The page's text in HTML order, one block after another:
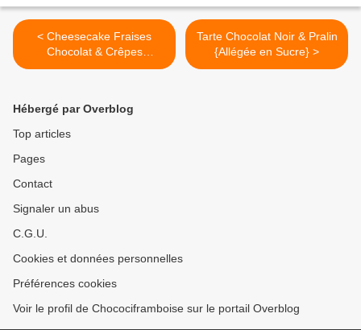
< Cheesecake Fraises
Chocolat & Crêpes
Dentelles {Allégé en Sucre}
Tarte Chocolat Noir & Pralin
{Allégée en Sucre} >
Hébergé par Overblog
Top articles
Pages
Contact
Signaler un abus
C.G.U.
Cookies et données personnelles
Préférences cookies
Voir le profil de Chocociframboise sur le portail Overblog